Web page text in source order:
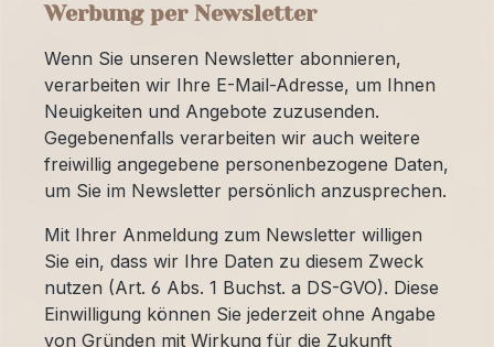
Werbung per Newsletter
Wenn Sie unseren Newsletter abonnieren,
verarbeiten wir Ihre E-Mail-Adresse, um Ihnen
Neuigkeiten und Angebote zuzusenden.
Gegebenenfalls verarbeiten wir auch weitere
freiwillig angegebene personenbezogene Daten,
um Sie im Newsletter persönlich anzusprechen.
Mit Ihrer Anmeldung zum Newsletter willigen
Sie ein, dass wir Ihre Daten zu diesem Zweck
nutzen (Art. 6 Abs. 1 Buchst. a DS-GVO). Diese
Einwilligung können Sie jederzeit ohne Angabe
von Gründen mit Wirkung für die Zukunft